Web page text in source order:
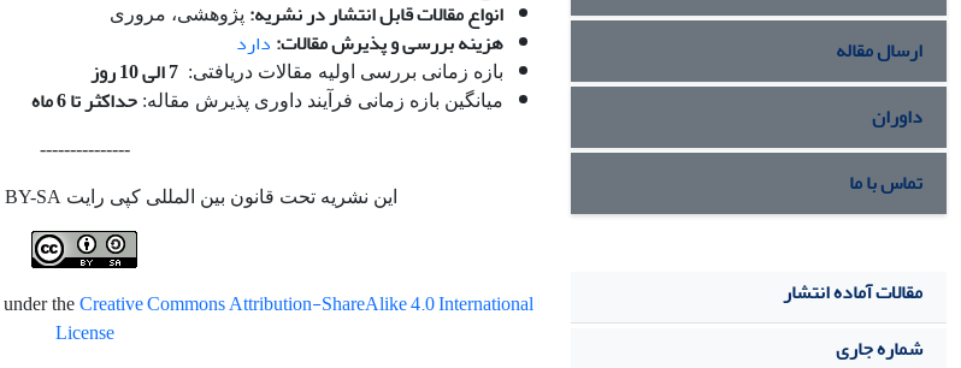
ارسال مقاله
داوران
تماس با ما
مقالات آماده انتشار
شماره جاری
انواع مقالات قابل انتشار در نشریه: پژوهشی، مروری
هزینه بررسی و پذیرش مقالات: دارد
بازه زمانی بررسی اولیه مقالات دریافتی: 7 الی 10 روز
میانگین بازه زمانی فرآیند داوری پذیرش مقاله: حداکثر تا 6 ماه
---------------
این نشریه تحت قانون بین المللی کپی رایت Creative Commons: BY-SA می باشد.
the Creative Commons Attribution-ShareAlike 4.0 International
License